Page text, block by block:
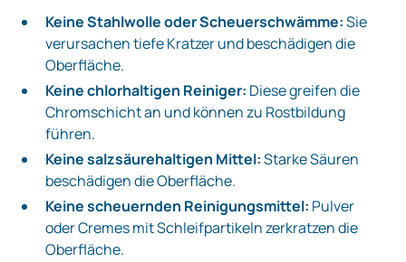
Keine Stahlwolle oder Scheuerschwämme:Sie
verursachen tiefe Kratzer und beschädigen die
Oberfläche.
Keine chlorhaltigen Reiniger: Diese greifen die
Chromschicht an und können zu Rostbildung
führen.
Keine salzsäurehaltigen Mittel:Starke Säuren
beschädigen die Oberfläche.
Keine scheuernden Reinigungsmittel: Pulver
oder Cremes mit Schleifpartikeln zerkratzen die
Oberfläche.